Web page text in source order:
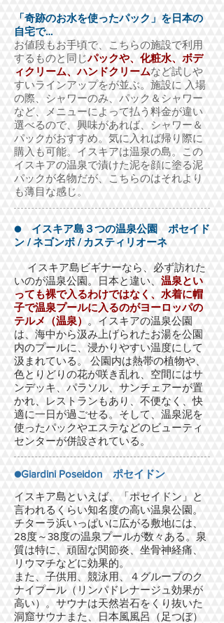
「奇跡のお水を使ったパック」を日本の
自宅で…
お値段もお手頃で、こちらの施設で利用
するものと同じパックや、化粧水、ボデ
ィクリーム、ハンドクリームなど試しや
すいラインアップをが並ぶ。 施設に 入場
の際、シャワーのみ、パック＆シャワー
など、メニューによって払う料金が違い
選べるので、興味があれば、シャワー＆
パックがおすすめ。気に入れば帰り際に
購入も可能。 イスキアは温泉の島。この
イスキアの温泉で漬けた泥を顔に塗る泥
パックが名物だが、こちらのはそれより
も薄目な感じ。
● イスキア島３つの温泉公園 ポセイド
ン / ネゴンボ / カスティリオーネ
イスキア島ビギナーなら、必ず訪れた
いのが温泉公園。日本と違い、 温泉とい
っても裸で入るわけではなく、水着に帽
子で温泉プールに入るのがヨーロッパの
テルメ（温泉）
。イスキアの温泉公園
は、海中から汲み上げられたお湯を公園
内のプールに、浸かりやすい温度にして
汲まれている。 公園内は熱帯の植物や、
色とりどりの花が咲き乱れ、空間にはサ
ンデッキ、パラソル、サンチェアーが置
かれ、レストランもあり、不便なく、快
適に一日が過ごせる。そして、温泉泥を
使ったパックやエステなどのビューティ
センターが併設されている。
●Giardini Poseidon ポセイドン
イスキア島といえば、「ポセイドン」と
言われるくらい知名度の高い温泉公園。
チターラ浜いっぱいに広がる敷地には、
28度～38度の温泉プールが数々ある。泉
質は特に、頑固な関節炎、坐骨神経痛、
リウマチなどに効果的。
また、子供用、競泳用、４グループのク
ナイプール（リンパドレナージュ効果が
高い）。サウナは天然岩石をくり抜いた
洞窟サウナまた、日本風風呂（足つぼ）